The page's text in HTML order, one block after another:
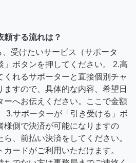
頼する流れは？
受けたいサービス（サポータ
」ボタンを押してください。 2.高
くれるサポーターと直接個別チャ
ますので、具体的な内容、希望日
ーへお伝えください。ここで金額
3.サポーターが「引き受ける」ボ
様側で決済が可能になりますの
、前払い決済をしてください。
ードがご利用いただけます。